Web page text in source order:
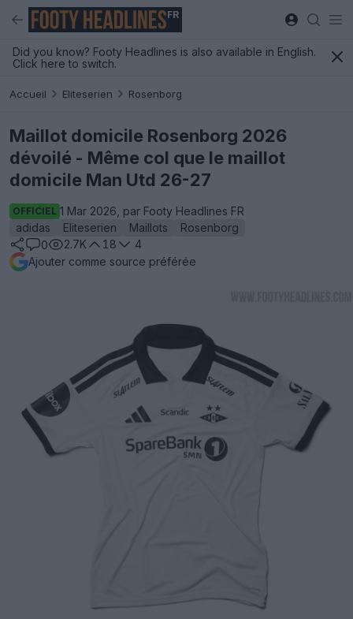
FR
Did you know? Footy Headlines is also available in English.
Click here to switch.
Accueil Eliteserien Rosenborg
Maillot domicile Rosenborg 2026
dévoilé - Même col que le maillot
domicile Man Utd 26-27
OFFICIEL 1 Mar 2026, par Footy Headlines FR
adidas
Eliteserien Maillots
Rosenborg
0
2.7K 18
4
Ajouter comme source préférée